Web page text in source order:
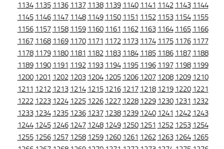
1134 1135 1136 1137 1138 1139 1140 1141 1142 1143 1144
1145 1146 1147 1148 1149 1150 1151 1152 1153 1154 1155
1156 1157 1158 1159 1160 1161 1162 1163 1164 1165 1166
1167 1168 1169 1170 1171 1172 1173 1174 1175 1176 1177
1178 1179 1180 1181 1182 1183 1184 1185 1186 1187 1188
1189 1190 1191 1192 1193 1194 1195 1196 1197 1198 1199
1200 1201 1202 1203 1204 1205 1206 1207 1208 1209 1210
1211 1212 1213 1214 1215 1216 1217 1218 1219 1220 1221
1222 1223 1224 1225 1226 1227 1228 1229 1230 1231 1232
1233 1234 1235 1236 1237 1238 1239 1240 1241 1242 1243
1244 1245 1246 1247 1248 1249 1250 1251 1252 1253 1254
1255 1256 1257 1258 1259 1260 1261 1262 1263 1264 1265